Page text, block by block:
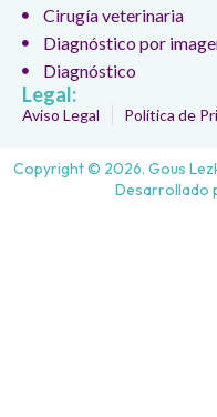
Cirugía veterinaria
Diagnóstico por
Diagnóstico
Legal:
Aviso Legal Política de
Copyright © 2026. Gous
Desarrollado